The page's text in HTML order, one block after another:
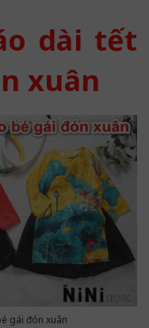
dài tết
xuân
gái đón xuân